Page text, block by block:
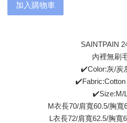
加入購物車
SAINTPAIN
內裡無刷
✔️Color:灰/炭
✔️Fabric:Cotton
✔️Size:M/
M衣長70/肩寬60.5/胸寬
L衣長72/肩寬62.5/胸寬